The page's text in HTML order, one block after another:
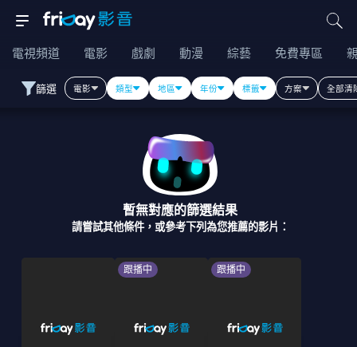
電視頻道 電影 戲劇 動漫 綜藝 免費專區
篩選 電影 類型 地區 年份 標籤 方案 全部清
暫無對應的篩選結果
請嘗試其他條件，或參考下列為您推薦的影片：
跟播中 跟播中